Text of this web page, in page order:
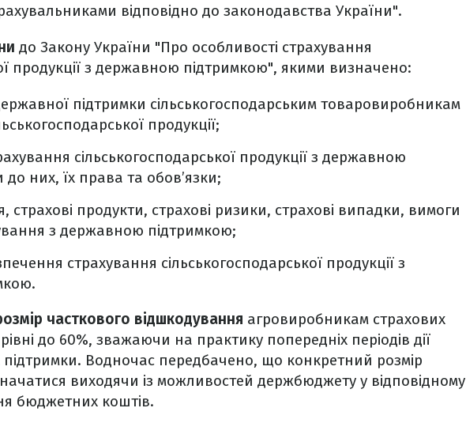
відповідно до законодавства України".
до Закону України "Про особливості страхування
продукції з державною підтримкою", якими визначено:
підтримки сільськогосподарським товаровиробникам
продукції;
сільськогосподарської продукції з державною
них, їх права та обов’язки;
страхові продукти, страхові ризики, страхові випадки, вимоги
з державною підтримкою;
страхування сільськогосподарської продукції з
часткового відшкодування агровиробникам страхових
до 60%, зважаючи на практику попередніх періодів дії
підтримки. Водночас передбачено, що конкретний розмір
виходячи із можливостей держбюджету у відповідному
бюджетних коштів.